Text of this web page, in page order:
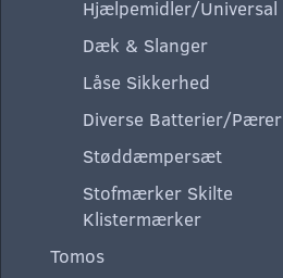
Hjælpemidler/Universal
Dæk & Slanger
Låse Sikkerhed
Diverse Batterier/Pærer
Støddæmpersæt
Stofmærker Skilte
Klistermærker
Tomos